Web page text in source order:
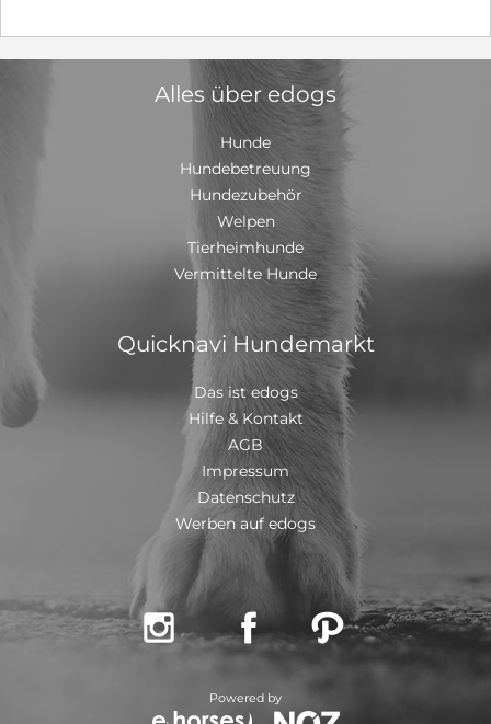
Alles über edogs
Hunde
Hundebetreuung
Hundezubehör
Welpen
Tierheimhunde
Vermittelte Hunde
Quicknavi Hundemarkt
Das ist edogs
Hilfe & Kontakt
AGB
Impressum
Datenschutz
Werben auf edogs
  
Powered by